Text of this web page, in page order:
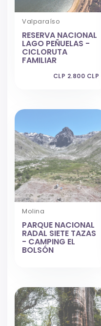
Valparaíso
RESERVA NACIONAL
LAGO PEÑUELAS -
CICLORUTA
FAMILIAR
CLP 2.800 CLP
Molina
PARQUE NACIONAL
RADAL SIETE TAZAS
- CAMPING EL
BOLSÓN